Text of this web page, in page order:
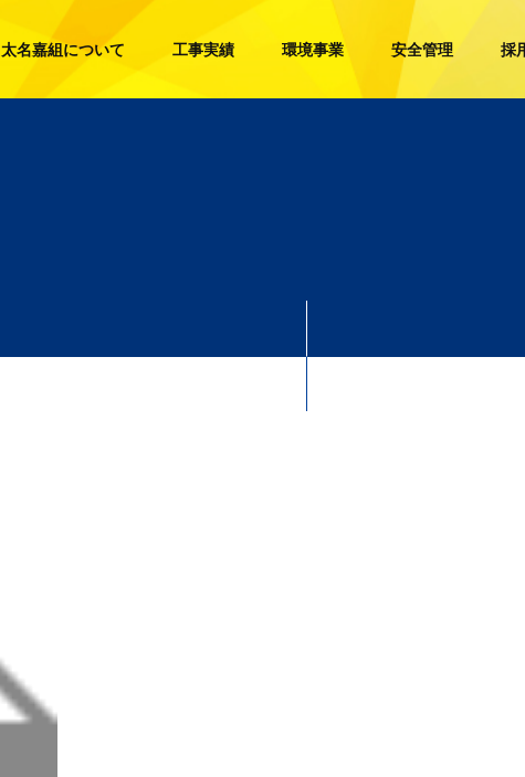
太名嘉組について 工事実績 環境事業 安全管理 採